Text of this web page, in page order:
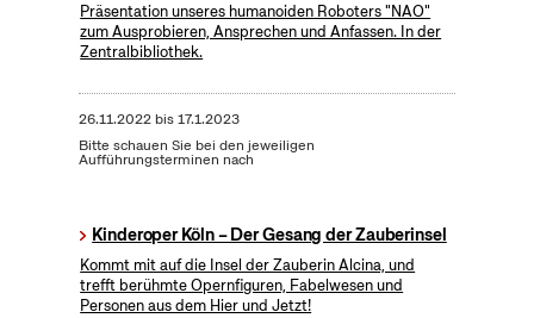
Präsentation unseres humanoiden Roboters "NAO"
zum Ausprobieren, Ansprechen und Anfassen. In der
Zentralbibliothek.
26.11.2022bis17.1.2023
Bitte schauen Sie bei den jeweiligen
Aufführungsterminen nach
Kinderoper Köln – Der Gesang der Zauberinsel
Kommt mit auf die Insel der Zauberin Alcina, und
trefft berühmte Opernfiguren, Fabelwesen und
Personen aus dem Hier und Jetzt!